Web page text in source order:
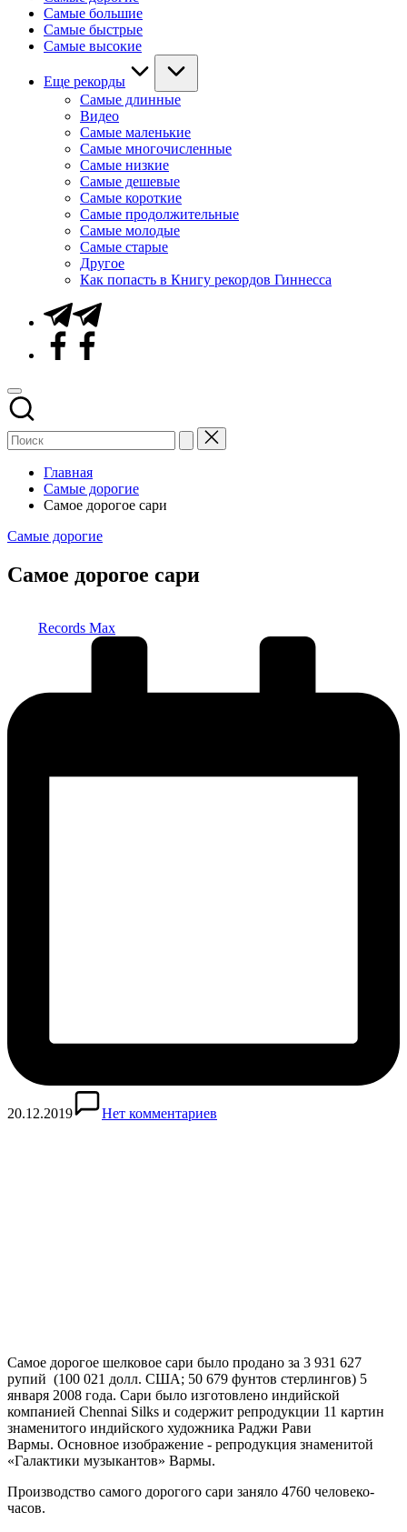
Самые большие
Самые быстрые
Самые высокие
Еще рекорды
Самые длинные
Видео
Самые маленькие
Самые многочисленные
Самые низкие
Самые дешевые
Самые короткие
Самые продолжительные
Самые молодые
Самые старые
Другое
Как попасть в Книгу рекордов Гиннесса
Telegram
Facebook
Главная
Самые дорогие
Самое дорогое сари
Опубликовано
Самые дорогие
Самое дорогое сари
Records Max
20.12.2019 Нет комментариев
Самое дорогое шелковое сари было продано за 3 931 627
рупий (100 021 долл. США; 50 679 фунтов стерлингов) 5
января 2008 года. Сари было изготовлено индийской
компанией Chennai Silks и содержит репродукции 11 картин
знаменитого индийского художника Раджи Рави
Вармы. Основное изображение - репродукция знаменитой
«Галактики музыкантов» Вармы.
Производство самого дорогого сари заняло 4760 человеко-
часов.